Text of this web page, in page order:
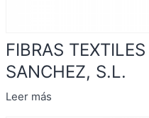
FIBRAS TEXTILES
SANCHEZ, S.L.
Leer más